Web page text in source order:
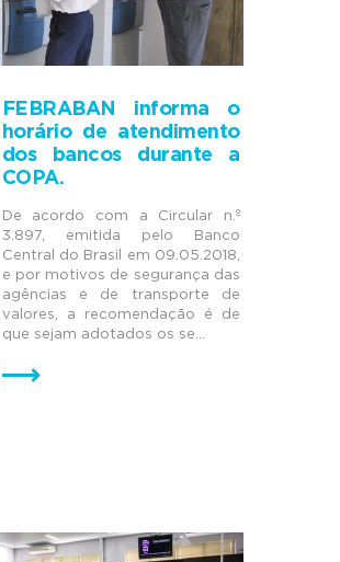
FEBRABAN informa o
horário de atendimento
dos bancos durante a
COPA.
De acordo com a Circular n.º
3.897, emitida pelo Banco
Central do Brasil em 09.05.2018,
e por motivos de segurança das
agências e de transporte de
valores, a recomendação é de
que sejam adotados os se...